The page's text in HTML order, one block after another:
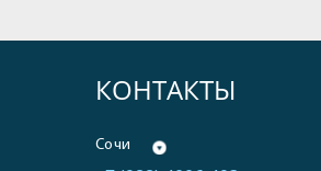
КОНТАКТЫ
Сочи